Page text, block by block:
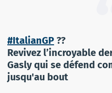
#ItalianGP ??
Revivez l’incroyable
Gasly qui se défend
jusqu'au bout